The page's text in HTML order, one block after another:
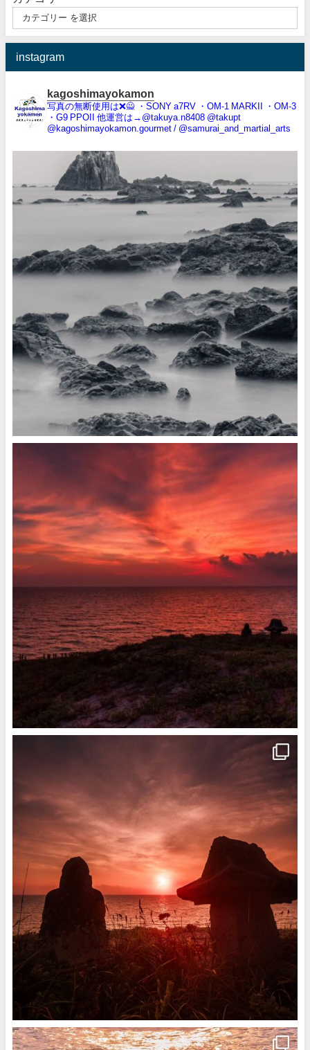
instagram
kagoshimayokamon
写真の無断使用は❌️🙅 ・SONY a7RV ・OM-1 MARKII
・OM-3
・G9 PPOII
他運営は→@takuya.n8408 @takupt
@kagoshimayokamon.gourmet / @samurai_and_martial_arts